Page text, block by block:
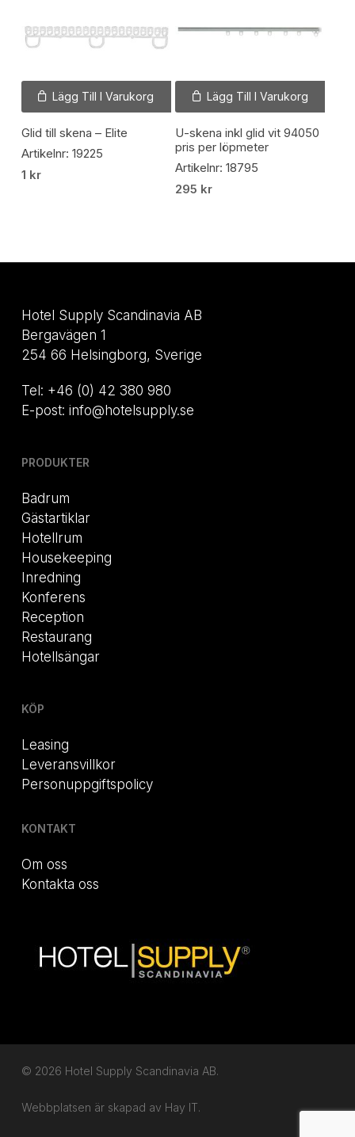
Lägg Till I Varukorg
Glid till skena – Elite
Artikelnr: 19225
1 kr
Lägg Till I Varukorg
U-skena inkl glid vit 94050
pris per löpmeter
Artikelnr: 18795
295 kr
Hotel Supply Scandinavia AB
Bergavägen 1
254 66 Helsingborg, Sverige
Tel: +46 (0) 42 380 980
E-post: info@hotelsupply.se
PRODUKTER
Badrum
Gästartiklar
Hotellrum
Housekeeping
Inredning
Konferens
Reception
Restaurang
Hotellsängar
KÖP
Leasing
Leveransvillkor
Personuppgiftspolicy
KONTAKT
Om oss
Kontakta oss
© 2026 Hotel Supply Scandinavia AB.
Webbplatsen är skapad av Hay IT.